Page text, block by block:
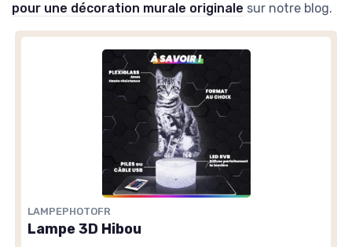
pour une décoration murale originale sur notre blog.
LAMPEPHOTOFR
Lampe 3D Hibou